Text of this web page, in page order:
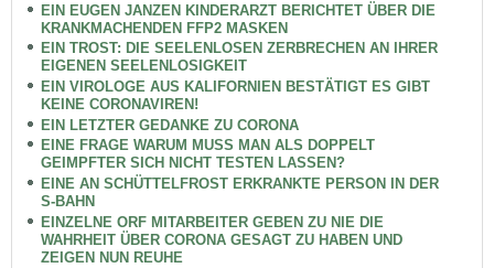
EIN EUGEN JANZEN KINDERARZT BERICHTET ÜBER DIE
KRANKMACHENDEN FFP2 MASKEN
EIN TROST: DIE SEELENLOSEN ZERBRECHEN AN IHRER
EIGENEN SEELENLOSIGKEIT
EIN VIROLOGE AUS KALIFORNIEN BESTÄTIGT ES GIBT
KEINE CORONAVIREN!
EIN LETZTER GEDANKE ZU CORONA
EINE FRAGE WARUM MUSS MAN ALS DOPPELT
GEIMPFTER SICH NICHT TESTEN LASSEN?
EINE AN SCHÜTTELFROST ERKRANKTE PERSON IN DER
S-BAHN
EINZELNE ORF MITARBEITER GEBEN ZU NIE DIE
WAHRHEIT ÜBER CORONA GESAGT ZU HABEN UND
ZEIGEN NUN REUHE